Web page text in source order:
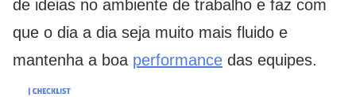
de ideias no ambiente de trabalho e faz com
que o dia a dia seja muito mais fluido e
mantenha a boa performance das equipes.